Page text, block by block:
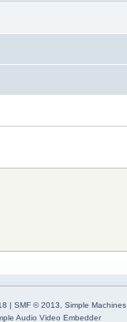
| SMF © 2013, Simple Machines
Audio Video Embedder